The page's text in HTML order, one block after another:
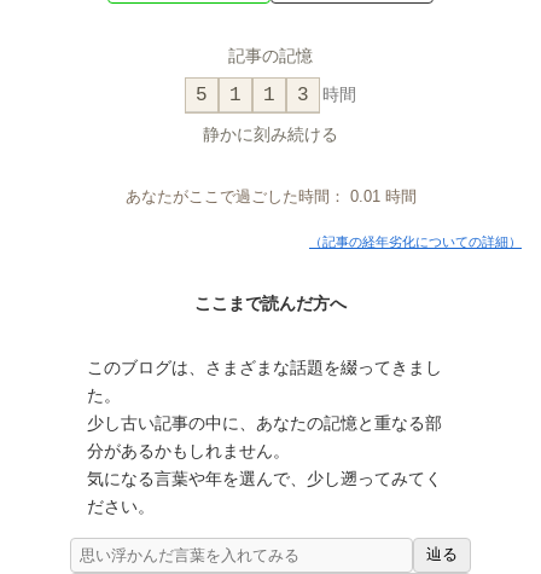
記事の記憶
5 1 1 3 時間
静かに刻み続ける
あなたがここで過ごした時間： 0.01時間
（記事の経年劣化についての詳細）
ここまで読んだ方へ
このブログは、さまざまな話題を綴ってきまし
た。
少し古い記事の中に、あなたの記憶と重なる部
分があるかもしれません。
気になる言葉や年を選んで、少し遡ってみてく
ださい。
辿る